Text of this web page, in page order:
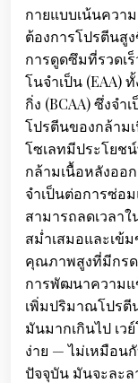
กายแบบเน้นควา
ต้องการโปรตีนสู
การดูดซึมที่รวดเ
โนจำเป็น (EAA)
กิ่ง (BCAA) ซึ่งจ
โปรตีนของกล้าม
โซเลทมีประโยช
กล้ามเนื้อหลังออ
จำเป็นต่อการซ่อ
สามารถลดเวลา
สม่ำเสมอและเข้
คุณภาพสูงที่มีกรด
การพัฒนาความแ
เพิ่มปริมาณโปรตี
มันมากเกินไป เว
ง่าย — ไม่เหมือน
ปัจจุบัน มันจะละล